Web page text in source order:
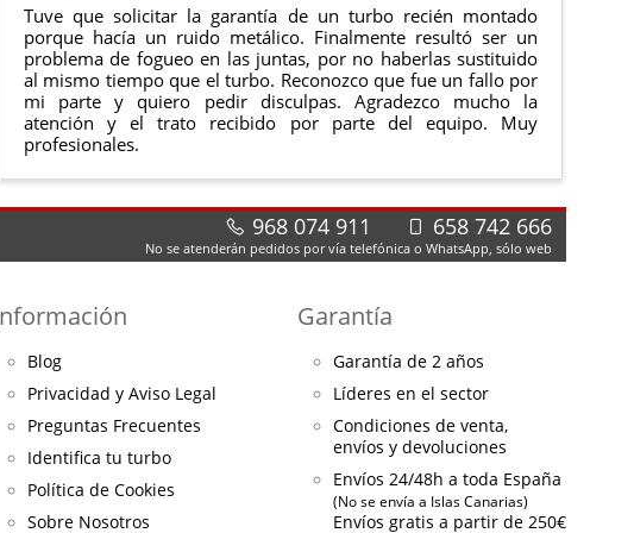
Tuve que solicitar la garantía de un turbo recién montado
porque hacía un ruido metálico. Finalmente resultó ser un
problema de fogueo en las juntas, por no haberlas sustituido
al mismo tiempo que el turbo. Reconozco que fue un fallo por
mi parte y quiero pedir disculpas. Agradezco mucho la
atención y el trato recibido por parte del equipo. Muy
profesionales.
968 074 911 658 742 666
No se atenderán pedidos por vía telefónica o WhatsApp, sólo web
Blog
Privacidad y Aviso Legal
Preguntas Frecuentes
Identifica tu turbo
Política de Cookies
Sobre Nosotros
Garantía
Garantía de 2 años
Líderes en el sector
Condiciones de venta,
envíos y devoluciones
Envíos 24/48h a toda España
(No se envía a Islas Canarias)
Envíos gratis a partir de 250€